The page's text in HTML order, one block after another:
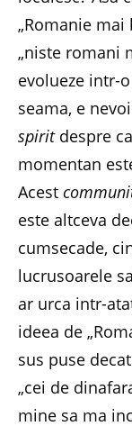
„Romanie mai
„niste romani
evolueze intr-
seama, e
spiritdespre
momentan
Acest
este altceva
cumsecade,
lucrusoarele
ar urca intr-
ideea de
sus puse
„cei de
mine sa ma